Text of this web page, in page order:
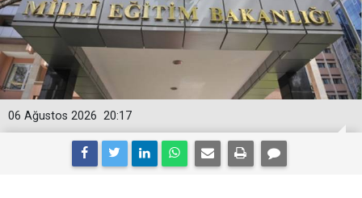
20:17
06 Ağustos 2026